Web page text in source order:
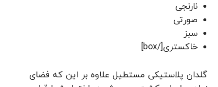
نارنجی
صورتی
سبز
خاکستری[/box]
گلدان پلاستیکی مستطیل علاوه بر این که فضای